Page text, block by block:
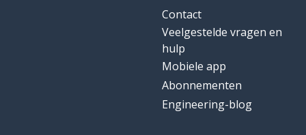
Contact
Veelgestelde vragen en
hulp
Mobiele app
Abonnementen
Engineering-blog